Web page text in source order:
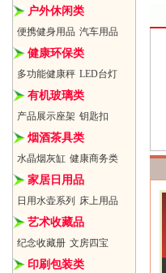
户外休闲类
便携健身用品 汽车用品
健康环保类
多功能健康秤 LED台灯
有机玻璃类
产品展示座架 钥匙扣
烟酒茶具类
水晶烟灰缸 健康商务类
家居日用品
日用水壶系列 床上用品
艺术收藏品
纪念收藏册 文房四宝
印刷包装类